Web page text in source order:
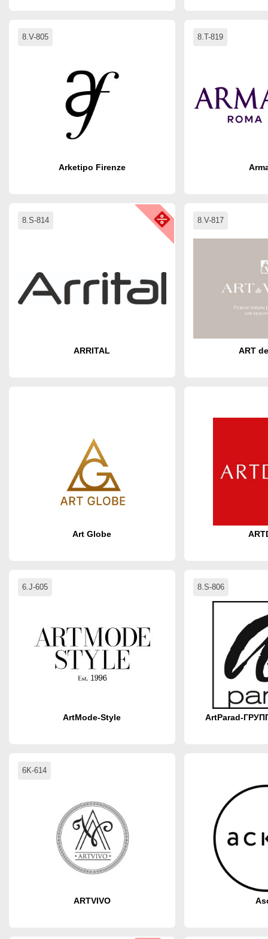
8.V-805
Arketipo Firenze
8.T-819
8.S-814
ARRITAL
8.V-817
ART
Art Globe
6.J-605
ArtMode-Style
8.S-806
ArtParad-
6K-614
ARTVIVO